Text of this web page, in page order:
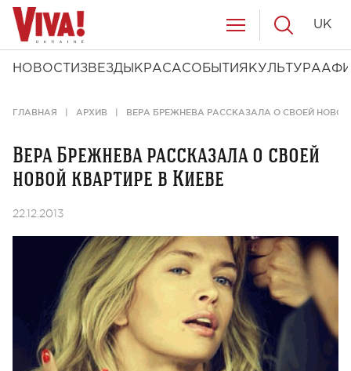
НОВОСТИ ЗВЕЗДЫ КРАСАСОБЫТИЯ КУЛЬТУРА
UK
ГЛАВНАЯ АРХИВ ВЕРА БРЕЖНЕВА РАССКАЗАЛА О СВОЕЙ НОВОЙ
Вера Брежнева рассказала о своей
новой квартире в Киеве
22.12.2013